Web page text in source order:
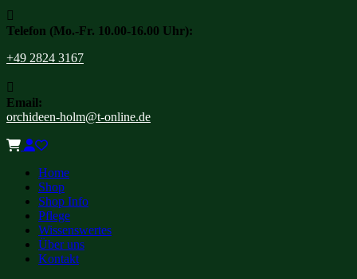

Telefon (Mo.-Fr. 10.00-16.00 Uhr):
+49 2824 3167

Email:
orchideen-holm@t-online.de
Home
Shop
Shop Info
Pflege
Wissenswertes
Über uns
Kontakt